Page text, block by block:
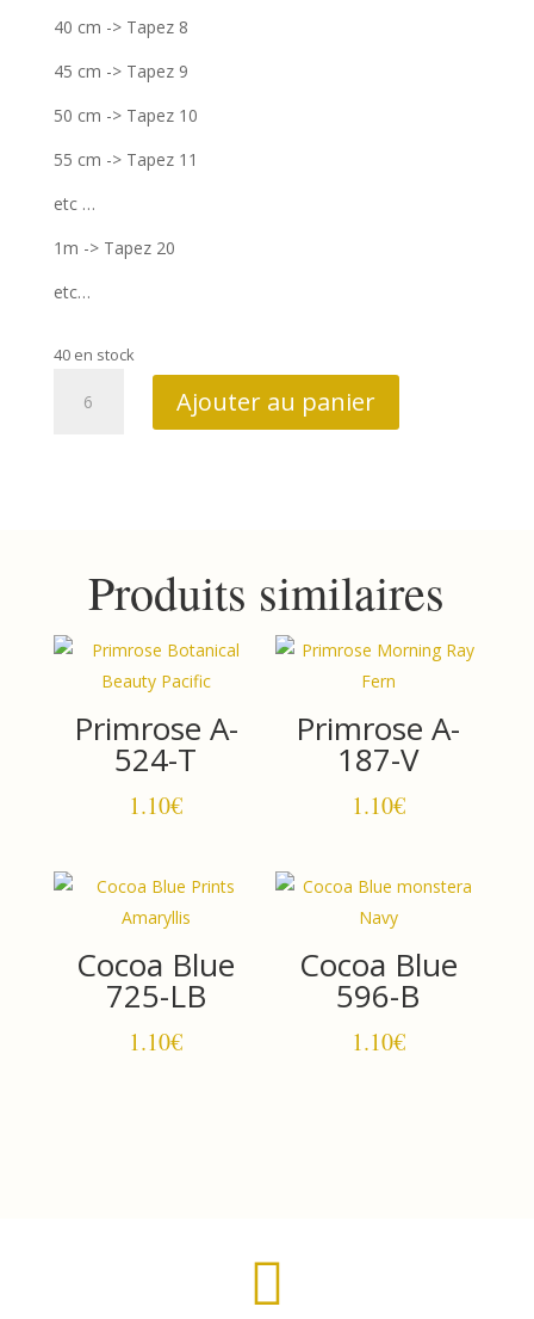
40 cm -> Tapez 8
45 cm -> Tapez 9
50 cm -> Tapez 10
55 cm -> Tapez 11
etc …
1m -> Tapez 20
etc…
40 en stock
Ajouter au panier
Produits similaires
Primrose A-
524-T
1.10€
Primrose A-
187-V
1.10€
Cocoa Blue
725-LB
1.10€
Cocoa Blue
596-B
1.10€
